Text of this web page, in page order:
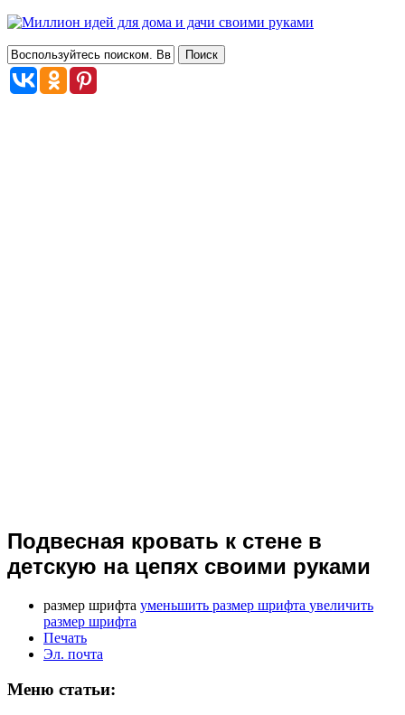
Подвесная кровать к стене в
детскую на цепях своими руками
размер шрифта уменьшить размер шрифта увеличить
размер шрифта
Печать
Эл. почта
Меню статьи: